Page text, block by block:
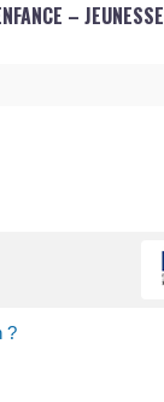
– JEUNESSE
?